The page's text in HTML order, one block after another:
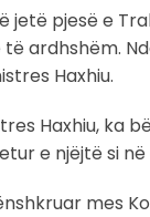
jetë pjesë e
ardhshëm.
Haxhiu.
Haxhiu, ka
e njëjtë si
mes